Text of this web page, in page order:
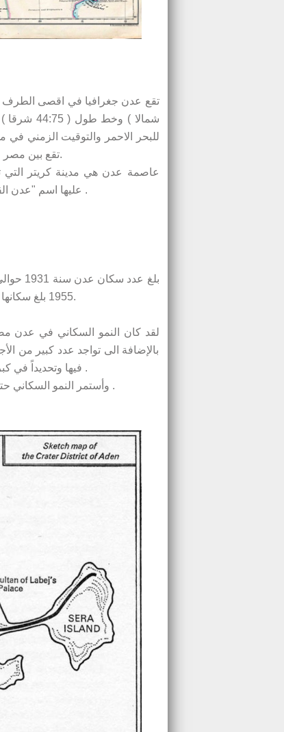
للبحر الاحمر والتوقيت الزمني
تقع بين مصر والهند الأمر الذي أكسبها شهرة كبيرة في طريق التجارة العالمية القديم.
عاصمة عدن هي مدينة كريتر التي
عليها اسم "عدن القديمة" لما تتميز به من مباني آثرية وأسواق عتيقة وشوارع ضيقة جميلة .
1955 بلغ سكانها تعداد 80516 نسمة و138441 نسمة على التوالي أي بزيادة فاقت %50.
لقد كان النمو السكاني في عدن
بالإضافة الى تواجد عدد كبير من
فيها وتحديداً في كبرى الشركات العالمية التي كانت متواجدة ولها أنشطة مختلفة في عدن .
وأستمر النمو السكاني حتى وصل عدد السكان الى ما يقرب من مليون نسمة حتى العام 2014 م .